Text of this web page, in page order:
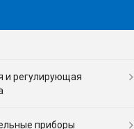
и регулирующая
приборы